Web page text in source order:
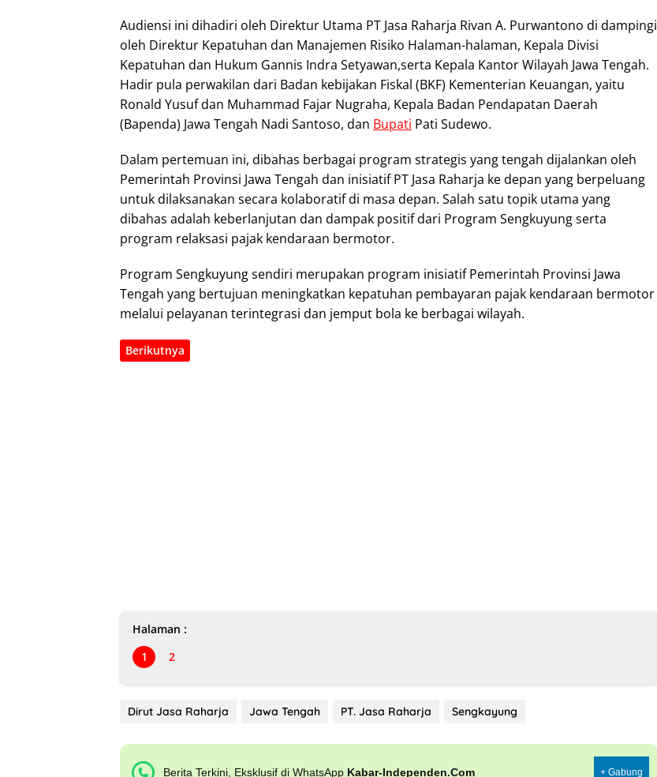
Audiensi ini dihadiri oleh Direktur Utama PT Jasa Raharja Rivan A. Purwantono di dampingi
oleh Direktur Kepatuhan dan Manajemen Risiko Halaman-halaman, Kepala Divisi
Kepatuhan dan Hukum Gannis Indra Setyawan,serta Kepala Kantor Wilayah Jawa Tengah.
Hadir pula perwakilan dari Badan kebijakan Fiskal (BKF) Kementerian Keuangan, yaitu
Ronald Yusuf dan Muhammad Fajar Nugraha, Kepala Badan Pendapatan Daerah
(Bapenda) Jawa Tengah Nadi Santoso, dan Bupati Pati Sudewo.
Dalam pertemuan ini, dibahas berbagai program strategis yang tengah dijalankan oleh
Pemerintah Provinsi Jawa Tengah dan inisiatif PT Jasa Raharja ke depan yang berpeluang
untuk dilaksanakan secara kolaboratif di masa depan. Salah satu topik utama yang
dibahas adalah keberlanjutan dan dampak positif dari Program Sengkuyung serta
program relaksasi pajak kendaraan bermotor.
Program Sengkuyung sendiri merupakan program inisiatif Pemerintah Provinsi Jawa
Tengah yang bertujuan meningkatkan kepatuhan pembayaran pajak kendaraan bermotor
melalui pelayanan terintegrasi dan jemput bola ke berbagai wilayah.
Berikutnya
Halaman :
1
2
Dirut Jasa Raharja Jawa Tengah PT. Jasa Raharja Sengkayung
Berita Terkini, Eksklusif di WhatsApp Kabar-Independen.Com + Gabung